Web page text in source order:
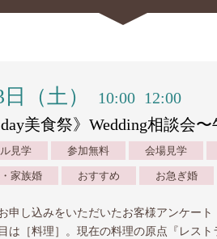
（土） 10:00 12:00
day美食祭》Wedding相談会
見学 参加無料 会場見学
家族婚 おすすめ お急ぎ婚
申し込みをいただいたお客様アンケー
は［料理］。現在の料理の原点『レス